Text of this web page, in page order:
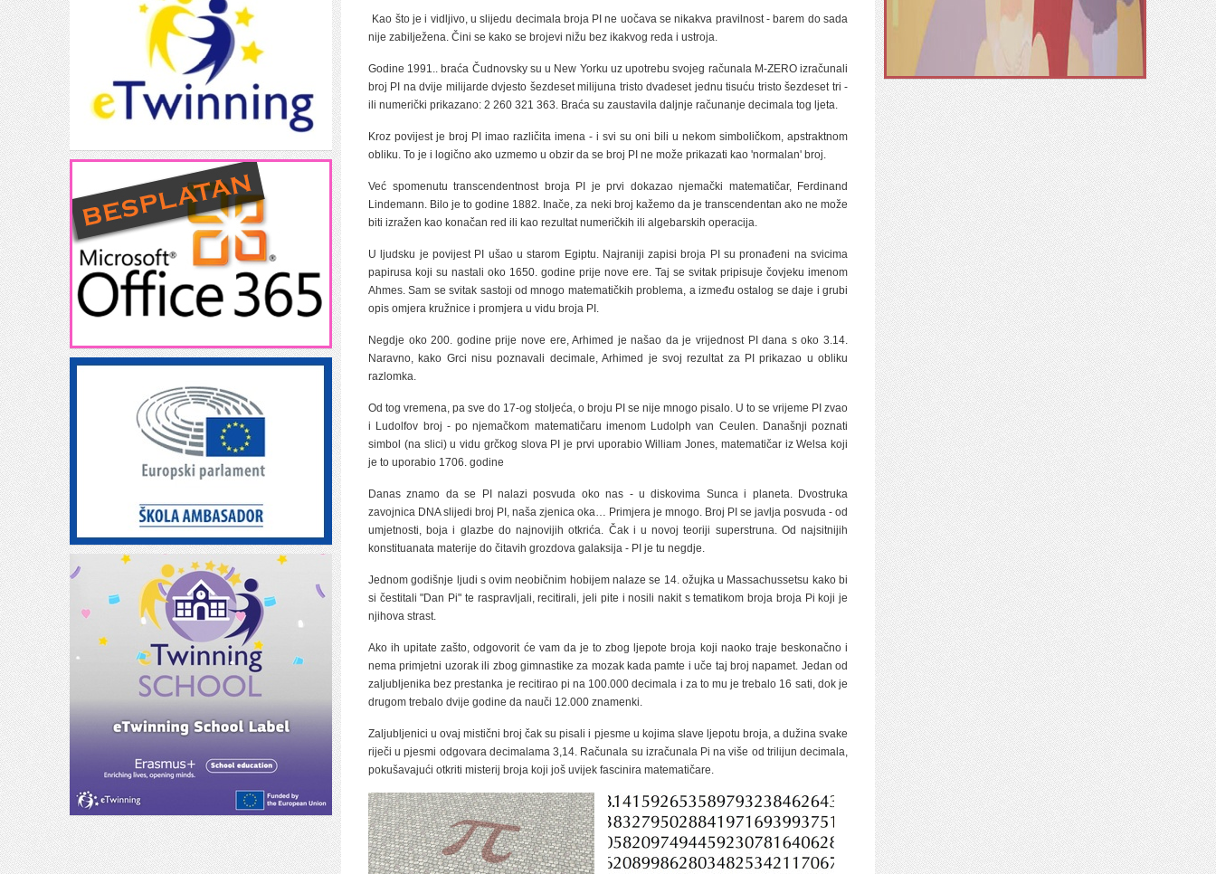
Kao što je i vidljivo, u slijedu decimala broja PI ne uočava se nikakva pravilnost - barem do sada
nije zabilježena. Čini se kako se brojevi nižu bez ikakvog reda i ustroja.
Godine 1991.. braća Čudnovsky su u New Yorku uz upotrebu svojeg računala M-ZERO izračunali
broj PI na dvije milijarde dvjesto šezdeset milijuna tristo dvadeset jednu tisuću tristo šezdeset tri -
ili numerički prikazano: 2 260 321 363. Braća su zaustavila daljnje računanje decimala tog ljeta.
Kroz povijest je broj PI imao različita imena - i svi su oni bili u nekom simboličkom, apstraktnom
obliku. To je i logično ako uzmemo u obzir da se broj PI ne može prikazati kao 'normalan' broj.
Već spomenutu transcendentnost broja PI je prvi dokazao njemački matematičar, Ferdinand
Lindemann. Bilo je to godine 1882. Inače, za neki broj kažemo da je transcendentan ako ne može
biti izražen kao konačan red ili kao rezultat numeričkih ili algebarskih operacija.
U ljudsku je povijest PI ušao u starom Egiptu. Najraniji zapisi broja PI su pronađeni na svicima
papirusa koji su nastali oko 1650. godine prije nove ere. Taj se svitak pripisuje čovjeku imenom
Ahmes. Sam se svitak sastoji od mnogo matematičkih problema, a između ostalog se daje i grubi
opis omjera kružnice i promjera u vidu broja PI.
Negdje oko 200. godine prije nove ere, Arhimed je našao da je vrijednost PI dana s oko 3.14.
Naravno, kako Grci nisu poznavali decimale, Arhimed je svoj rezultat za PI prikazao u obliku
razlomka.
Od tog vremena, pa sve do 17-og stoljeća, o broju PI se nije mnogo pisalo. U to se vrijeme PI zvao
i Ludolfov broj - po njemačkom matematičaru imenom Ludolph van Ceulen. Današnji poznati
simbol (na slici) u vidu grčkog slova PI je prvi uporabio William Jones, matematičar iz Welsa koji
je to uporabio 1706. godine
Danas znamo da se PI nalazi posvuda oko nas - u diskovima Sunca i planeta. Dvostruka
zavojnica DNA slijedi broj PI, naša zjenica oka… Primjera je mnogo. Broj PI se javlja posvuda - od
umjetnosti, boja i glazbe do najnovijih otkrića. Čak i u novoj teoriji superstruna. Od najsitnijih
konstituanata materije do čitavih grozdova galaksija - PI je tu negdje.
Jednom godišnje ljudi s ovim neobičnim hobijem nalaze se 14. ožujka u Massachussetsu kako bi
si čestitali "Dan Pi" te raspravljali, recitirali, jeli pite i nosili nakit s tematikom broja broja Pi koji je
njihova strast.
Ako ih upitate zašto, odgovorit će vam da je to zbog ljepote broja koji naoko traje beskonačno i
nema primjetni uzorak ili zbog gimnastike za mozak kada pamte i uče taj broj napamet. Jedan od
zaljubljenika bez prestanka je recitirao pi na 100.000 decimala i za to mu je trebalo 16 sati, dok je
drugom trebalo dvije godine da nauči 12.000 znamenki.
Zaljubljenici u ovaj mistični broj čak su pisali i pjesme u kojima slave ljepotu broja, a dužina svake
riječi u pjesmi odgovara decimalama 3,14. Računala su izračunala Pi na više od trilijun decimala,
pokušavajući otkriti misterij broja koji još uvijek fascinira matematičare.